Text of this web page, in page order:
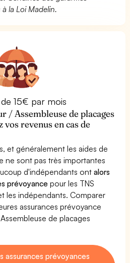
la Loi Madelin.
15€ par mois
/ Assembleuse de placages
revenus en cas de
et généralement les aides de
ne sont pas très importantes
d'indépendants ontalors
prévoyance pour les TNS
les indépendants. Comparer
assurances prévoyance
de placages
assurances prévoyances